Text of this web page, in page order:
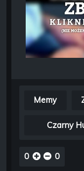
Memy
Czarny
0 0